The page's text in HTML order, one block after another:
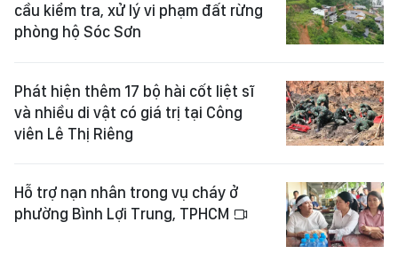
cầu kiểm tra, xử lý vi phạm đất rừng
phòng hộ Sóc Sơn
Phát hiện thêm 17 bộ hài cốt liệt sĩ
và nhiều di vật có giá trị tại Công
viên Lê Thị Riêng
Hỗ trợ nạn nhân trong vụ cháy ở
phường Bình Lợi Trung, TPHCM